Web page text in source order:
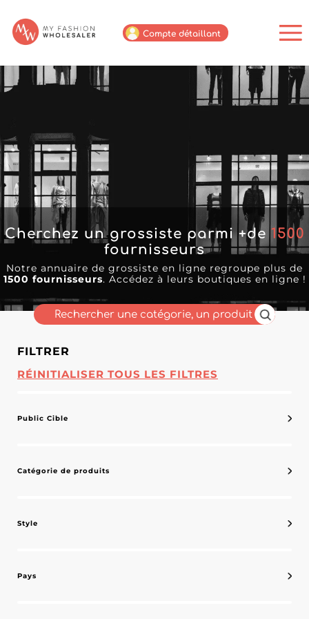
Compte détaillant
Cherchez un grossiste parmi +de1500
fournisseurs
Notre annuaire de grossiste en ligne regroupe plus de
1500 fournisseurs. Accédez à leurs boutiques en ligne !
FILTRER
RÉINITIALISER TOUS LES FILTRES
Public Cible
Catégorie de produits
Style
Pays